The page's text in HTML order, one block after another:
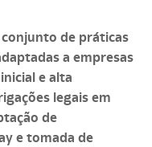
de práticas
a empresas
e alta
legais em
de
e tomada de